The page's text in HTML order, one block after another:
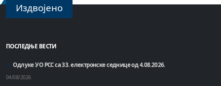
Издвојено
ПОСЛЕДЊЕ ВЕСТИ
Одлуке УО РСС са 33. електронске седнице од 4.08.2026.
04/08/2026